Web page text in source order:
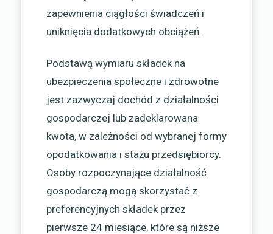
zapewnienia ciągłości świadczeń i
uniknięcia dodatkowych obciążeń.
Podstawą wymiaru składek na
ubezpieczenia społeczne i zdrowotne
jest zazwyczaj dochód z działalności
gospodarczej lub zadeklarowana
kwota, w zależności od wybranej formy
opodatkowania i stażu przedsiębiorcy.
Osoby rozpoczynające działalność
gospodarczą mogą skorzystać z
preferencyjnych składek przez
pierwsze 24 miesiące, które są niższe